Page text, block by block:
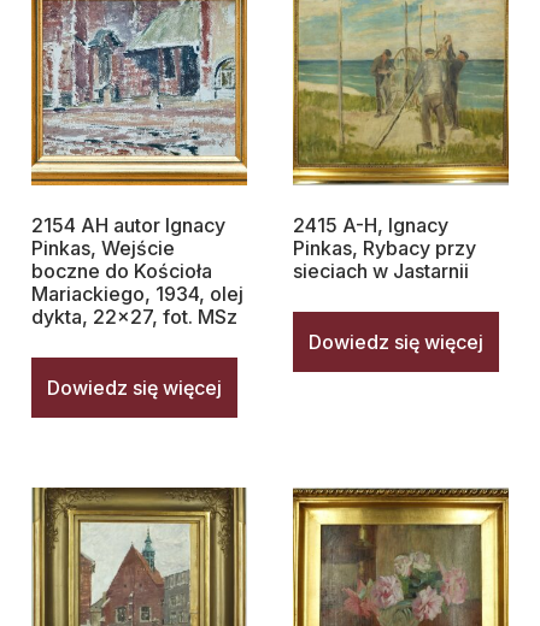
2154 AH autor Ignacy
Pinkas, Wejście
boczne do Kościoła
Mariackiego, 1934, olej
dykta, 22×27, fot. MSz
Dowiedz się więcej
2415 A-H, Ignacy
Pinkas, Rybacy przy
sieciach w Jastarnii
Dowiedz się więcej